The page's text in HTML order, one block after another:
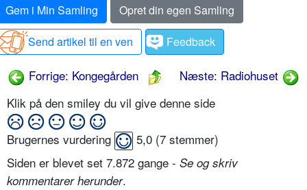
Gem i Min Samling
Opret din egen Samling
Send artikel til en ven
Feedback
Forrige: Kongegården
Næste: Radiohuset
Klik på den smiley du vil give denne side
Brugernes vurdering 5,0 (7 stemmer)
Siden er blevet set 7.872 gange - Se og skriv
kommentarer herunder.